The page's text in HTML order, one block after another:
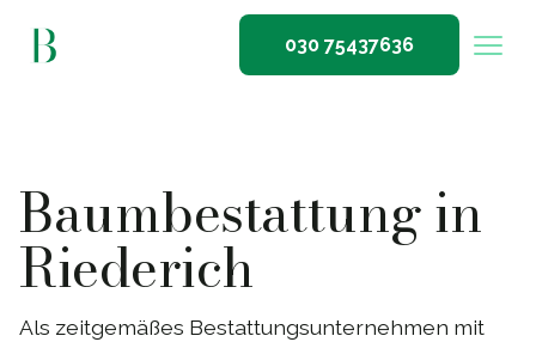
030 75437636
Baumbestattung in
Riederich
Als zeitgemäßes Bestattungsunternehmen mit